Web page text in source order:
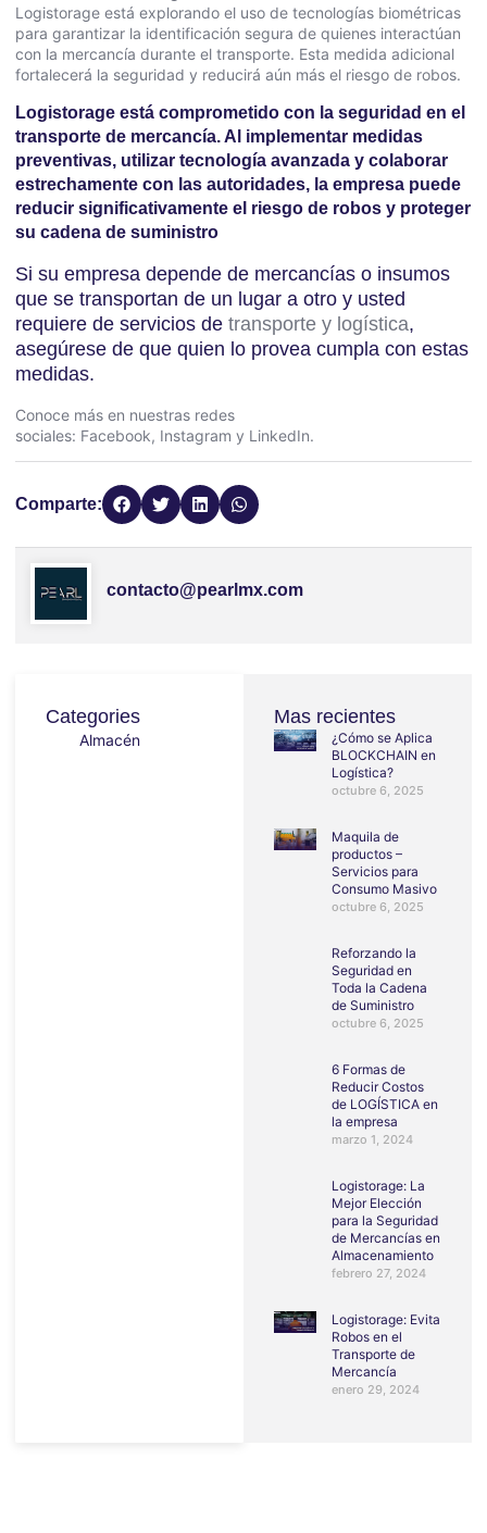
Logistorage está explorando el uso de tecnologías biométricas
para garantizar la identificación segura de quienes interactúan
con la mercancía durante el transporte. Esta medida adicional
fortalecerá la seguridad y reducirá aún más el riesgo de robos.
Logistorage está comprometido con la seguridad en el
transporte de mercancía. Al implementar medidas
preventivas, utilizar tecnología avanzada y colaborar
estrechamente con las autoridades, la empresa puede
reducir significativamente el riesgo de robos y proteger
su cadena de suministro
Si su empresa depende de mercancías o insumos
que se transportan de un lugar a otro y usted
requiere de servicios de transporte y logística,
asegúrese de que quien lo provea cumpla con estas
medidas.
Conoce más en nuestras redes
sociales: Facebook, Instagram y LinkedIn.
Comparte:
contacto@pearlmx.com
Categories
Almacén
Mas recientes
¿Cómo se Aplica
BLOCKCHAIN en
Logística?
octubre 6, 2025
Maquila de
productos –
Servicios para
Consumo Masivo
octubre 6, 2025
Reforzando la
Seguridad en
Toda la Cadena
de Suministro
octubre 6, 2025
6 Formas de
Reducir Costos
de LOGÍSTICA en
la empresa
marzo 1, 2024
Logistorage: La
Mejor Elección
para la Seguridad
de Mercancías en
Almacenamiento
febrero 27, 2024
Logistorage: Evita
Robos en el
Transporte de
Mercancía
enero 29, 2024